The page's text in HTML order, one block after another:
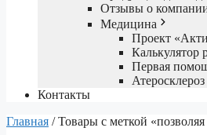
Отзывы о
Медицина
Проект
Калькулятор
Первая
Атеросклероз
Контакты
Главная / Товары с меткой